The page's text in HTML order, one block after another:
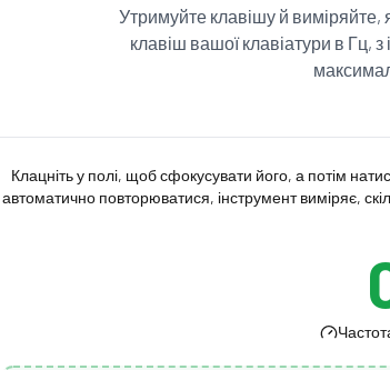
Утримуйте клавішу й
клавіш вашої клавіатури в Гц,
Клацніть у полі, щоб сфокусувати його, а потім
автоматично повторюватися, інструмент виміряє,